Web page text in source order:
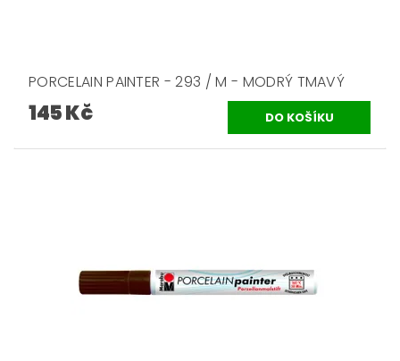
PORCELAIN PAINTER - 293 / M - MODRÝ TMAVÝ
145 Kč